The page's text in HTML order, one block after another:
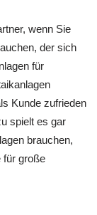
wenn Sie
der sich
für
Kunde zufrieden
spielt es gar
brauchen,